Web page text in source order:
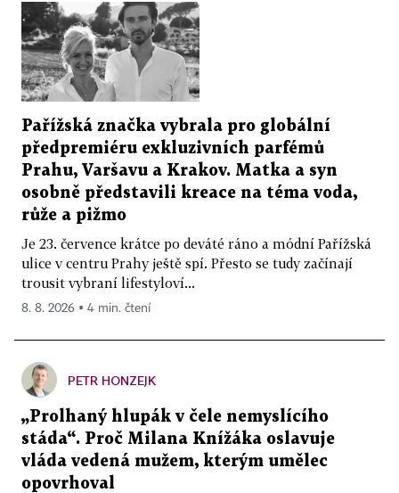
Pařížská značka vybrala pro globální
předpremiéru exkluzivních parfémů
Prahu, Varšavu a Krakov. Matka a syn
osobně představili kreace na téma voda,
růže a pižmo
Je 23. července krátce po deváté ráno a módní Pařížská
ulice v centru Prahy ještě spí. Přesto se tudy začínají
trousit vybraní lifestyloví...
8. 8. 2026 ▪ 4 min. čtení
PETR HONZEJK
„Prolhaný hlupák v čele nemyslícího
stáda“. Proč Milana Knížáka oslavuje
vláda vedená mužem, kterým umělec
opovrhoval